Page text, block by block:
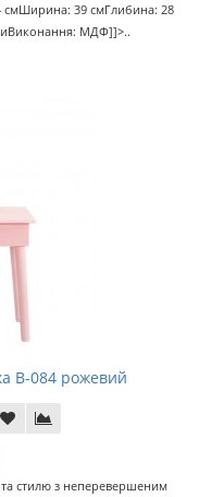
смШирина: 39 смГлибина: 28
МДФ]]>..
B-084 рожевий
стилю з неперевершеним